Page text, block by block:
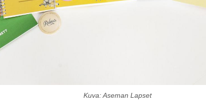
Kuva: Aseman Lapset